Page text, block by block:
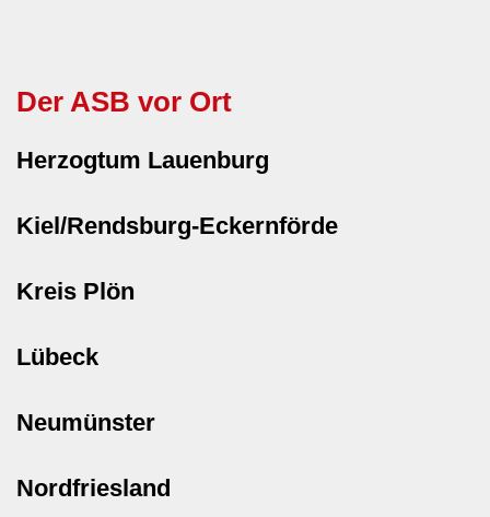
Der ASB vor Ort
Herzogtum Lauenburg
Kiel/Rendsburg-Eckernförde
Kreis Plön
Lübeck
Neumünster
Nordfriesland